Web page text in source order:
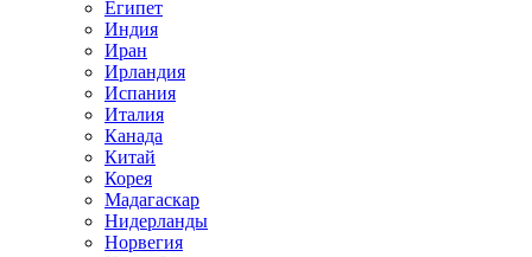
Египет
Индия
Иран
Ирландия
Испания
Италия
Канада
Китай
Корея
Мадагаскар
Нидерланды
Норвегия